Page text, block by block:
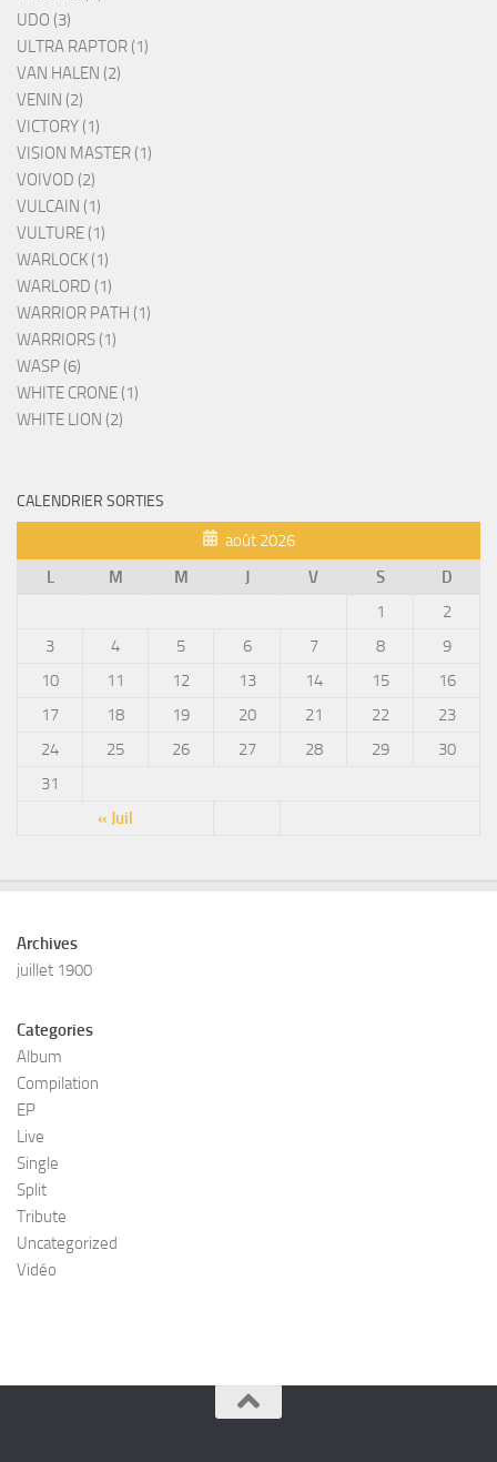
UDO (3)
ULTRA RAPTOR (1)
VAN HALEN (2)
VENIN (2)
VICTORY (1)
VISION MASTER (1)
VOIVOD (2)
VULCAIN (1)
VULTURE (1)
WARLOCK (1)
WARLORD (1)
WARRIOR PATH (1)
WARRIORS (1)
WASP (6)
WHITE CRONE (1)
WHITE LION (2)
CALENDRIER SORTIES
août 2026
L
M M J V S D
« Juil
1
2
3
4 5 6 7 8
9
10
11 12 13 14 15
16
17
18 19 20 21 22
23
24
25 26 27 28 29
30
31
Archives
juillet 1900
Categories
Album
Compilation
EP
Live
Single
Split
Tribute
Uncategorized
Vidéo